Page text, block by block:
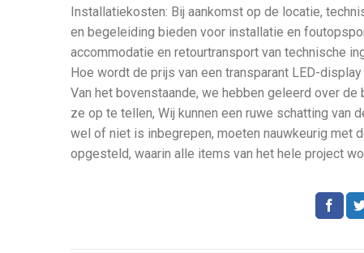
Installatiekosten: Bij aankomst op de locatie,
en begeleiding bieden voor installatie en
accommodatie en retourtransport van technische
Hoe wordt de prijs van een transparant LED-display
Van het bovenstaande, we hebben geleerd over
ze op te tellen, Wij kunnen een ruwe schatting
wel of niet is inbegrepen, moeten nauwkeurig met
opgesteld, waarin alle items van het hele project